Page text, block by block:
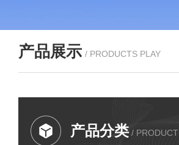
产品展示 / PRODUCTS PLAY
产品分类 / PRODUCT